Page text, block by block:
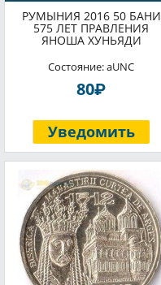
РУМЫНИЯ 2016 50 БАНИ
575 ЛЕТ ПРАВЛЕНИЯ
ЯНОША ХУНЬЯДИ
Состояние: aUNC
80P
Уведомить